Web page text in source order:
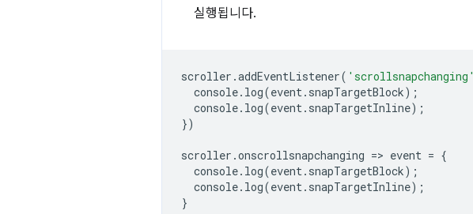
실행됩니다.
scroller .addEventListener( 'scrollsnapchanging'
console. log(event . snapTargetBlock);
console. log(event . snapTargetInline);
})
scroller .onscrollsnapchanging => event = {
console. log(event . snapTargetBlock);
console. log(event . snapTargetInline);
}